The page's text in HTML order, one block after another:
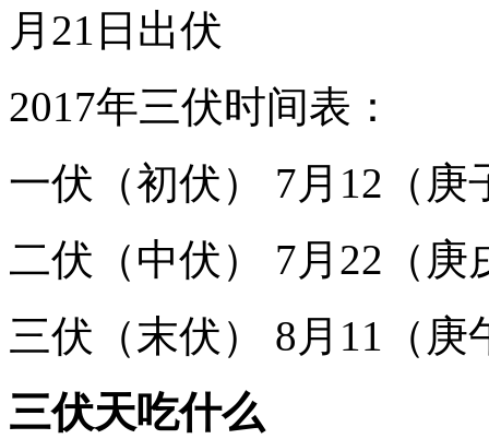
月21日出伏
2017年三伏时间表：
一伏（初伏） 7月12（
二伏（中伏） 7月22（
三伏（末伏） 8月11（
三伏天吃什么